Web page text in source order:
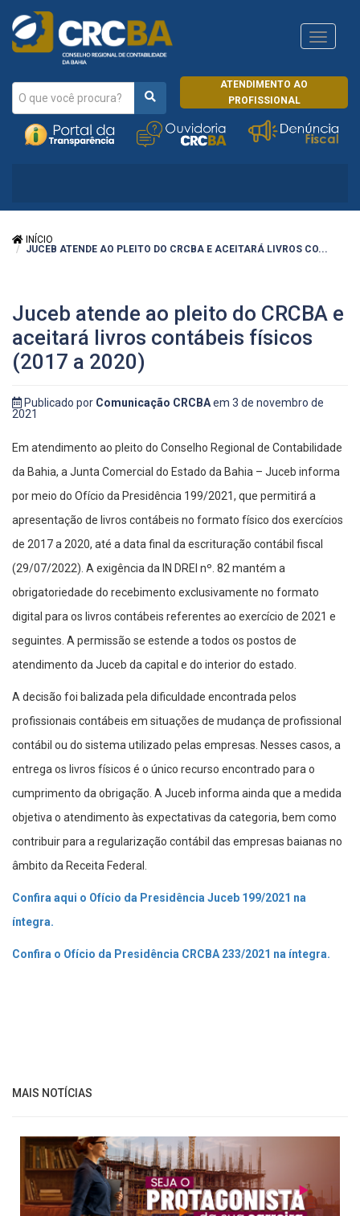
ATENDIMENTO AO
PROFISSIONAL
CRCRJ
INÍCIO
JUCEB ATENDE AO PLEITO DO CRCBA E ACEITARÁ LIVROS CO...
Juceb atende ao pleito do CRCBA e
aceitará livros contábeis físicos
(2017 a 2020)
Publicado por Comunicação CRCBAem 3 de novembro de
2021
Em atendimento ao pleito do Conselho Regional de Contabilidade
da Bahia, a Junta Comercial do Estado da Bahia – Juceb informa
por meio do Ofício da Presidência 199/2021, que permitirá a
apresentação de livros contábeis no formato físico dos exercícios
de 2017 a 2020, até a data final da escrituração contábil fiscal
(29/07/2022). A exigência da IN DREI nº. 82 mantém a
obrigatoriedade do recebimento exclusivamente no formato
digital para os livros contábeis referentes ao exercício de 2021 e
seguintes. A permissão se estende a todos os postos de
atendimento da Juceb da capital e do interior do estado.
A decisão foi balizada pela dificuldade encontrada pelos
profissionais contábeis em situações de mudança de profissional
contábil ou do sistema utilizado pelas empresas. Nesses casos, a
entrega os livros físicos é o único recurso encontrado para o
cumprimento da obrigação. A Juceb informa ainda que a medida
objetiva o atendimento às expectativas da categoria, bem como
contribuir para a regularização contábil das empresas baianas no
âmbito da Receita Federal.
Confira aqui o Ofício da Presidência Juceb 199/2021 na
íntegra.
Confira o Ofício da Presidência CRCBA 233/2021 na íntegra.
MAIS NOTÍCIAS